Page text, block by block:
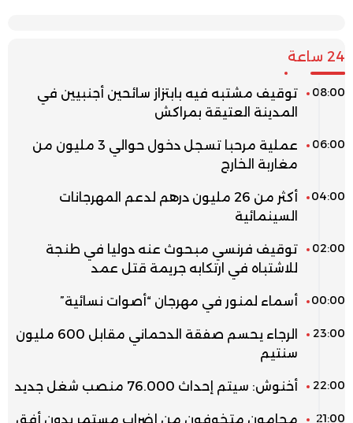
24 ساعة
08:00
توقيف مشتبه فيه بابتزاز سائحين أجنبيين في
المدينة العتيقة بمراكش
06:00
عملية مرحبا تسجل دخول حوالي 3 مليون من
مغاربة الخارج
04:00
أكثر من 26 مليون درهم لدعم المهرجانات
السينمائية
02:00
توقيف فرنسي مبحوث عنه دوليا في طنجة
للاشتباه في ارتكابه جريمة قتل عمد
00:00 أسماء لمنور في مهرجان “أصوات نسائية”
23:00
الرجاء يحسم صفقة الدحماني مقابل 600 مليون
سنتيم
22:00 أخنوش: سيتم إحداث 76.000 منصب شغل جديد
21:00 محامون متخوفون من إضراب مستمر بدون أفق